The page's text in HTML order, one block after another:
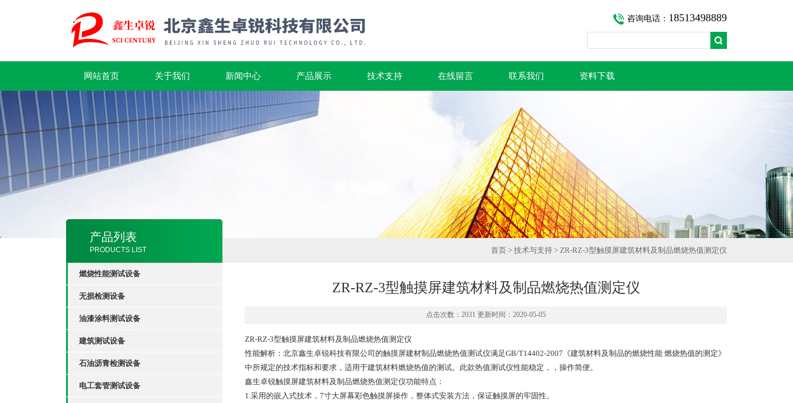
咨询电话： 18513498889
网站首页 关于我们 新闻中心 产品展示 技术支持 在线留言 联系我们 资料下载
产品列表
PRODUCTS LIST
燃烧性能测试设备
无损检测设备
油漆涂料测试设备
建筑测试设备
石油沥青检测设备
电工套管测试设备
首页 > 技术与支持 > ZR-RZ-3型触摸屏建筑材料及制品燃烧热值测定仪
ZR-RZ-3型触摸屏建筑材料及制品燃烧热值测定仪
点击次数：2031 更新时间：2020-05-05
ZR-RZ-3型触摸屏建筑材料及制品燃烧热值测定仪
性能解析：北京鑫生卓锐科技有限公司的触摸屏建材制品燃烧热值测试仪满足GB/T14402-2007《建筑材料及制品的燃烧性能 燃烧热值的测定》
中所规定的技术指标和要求，适用于建筑材料燃烧热值的测试。此款热值测试仪性能稳定，，操作简便。
鑫生卓锐触摸屏建筑材料及制品燃烧热值测定仪功能特点：
1.采用的嵌入式技术，7寸大屏幕彩色触摸屏操作，整体式安装方法，保证触摸屏的牢固性。